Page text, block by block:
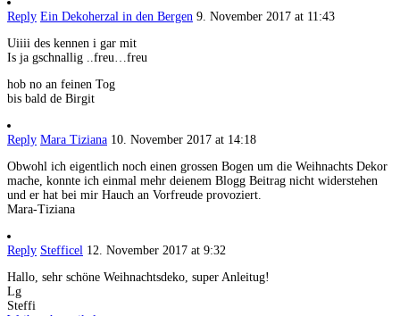
Reply Ein Dekoherzal in den Bergen 9. November 2017 at 11:43
Uiiii des kennen i gar mit
Is ja gschnallig ..freu…freu
hob no an feinen Tog
bis bald de Birgit
Reply Mara Tiziana 10. November 2017 at 14:18
Obwohl ich eigentlich noch einen grossen Bogen um die Weihnachts Dekor
mache, konnte ich einmal mehr deienem Blogg Beitrag nicht widerstehen
und er hat bei mir Hauch an Vorfreude provoziert.
Mara-Tiziana
Reply Stefficel 12. November 2017 at 9:32
Hallo, sehr schöne Weihnachtsdeko, super Anleitug!
Lg
Steffi